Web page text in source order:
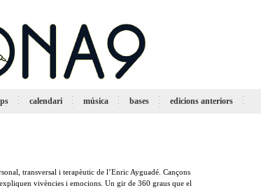
calendari música bases edicions anteriors
transversal i terapèutic de l’Enric Ayguadé. Cançons
vivències i emocions. Un gir de 360 graus que el